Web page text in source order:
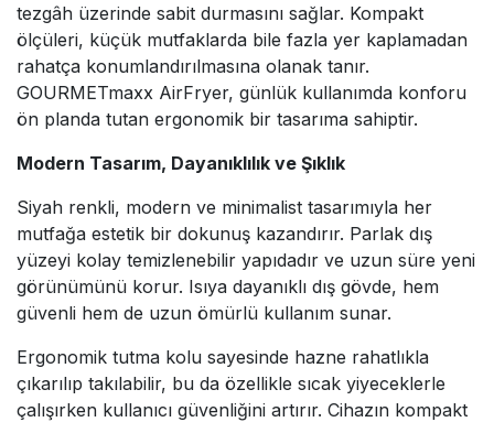
tezgâh üzerinde sabit durmasını sağlar. Kompakt
ölçüleri, küçük mutfaklarda bile fazla yer kaplamadan
rahatça konumlandırılmasına olanak tanır.
GOURMETmaxx AirFryer, günlük kullanımda konforu
ön planda tutan ergonomik bir tasarıma sahiptir.
Modern Tasarım, Dayanıklılık ve Şıklık
Siyah renkli, modern ve minimalist tasarımıyla her
mutfağa estetik bir dokunuş kazandırır. Parlak dış
yüzeyi kolay temizlenebilir yapıdadır ve uzun süre yeni
görünümünü korur. Isıya dayanıklı dış gövde, hem
güvenli hem de uzun ömürlü kullanım sunar.
Ergonomik tutma kolu sayesinde hazne rahatlıkla
çıkarılıp takılabilir, bu da özellikle sıcak yiyeceklerle
çalışırken kullanıcı güvenliğini artırır. Cihazın kompakt